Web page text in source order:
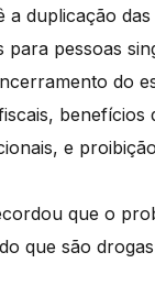
a duplicação
para pessoas
do
e
que o
que são